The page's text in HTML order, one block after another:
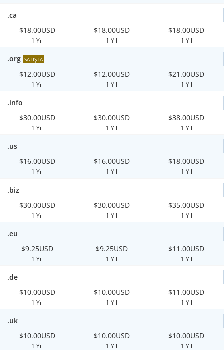
.ca
$18.00USD
1 Yıl
$18.00USD
1 Yıl
$18.00USD
1 Yıl
.org SATIŞTA
$12.00USD
1 Yıl
$12.00USD
1 Yıl
$21.00USD
1 Yıl
.info
$30.00USD
1 Yıl
$30.00USD
1 Yıl
$38.00USD
1 Yıl
.us
$16.00USD
1 Yıl
$16.00USD
1 Yıl
$18.00USD
1 Yıl
.biz
$30.00USD
1 Yıl
$30.00USD
1 Yıl
$35.00USD
1 Yıl
.eu
$9.25USD
1 Yıl
$9.25USD
1 Yıl
$11.00USD
1 Yıl
.de
$10.00USD
1 Yıl
$10.00USD
1 Yıl
$11.00USD
1 Yıl
.uk
$10.00USD
1 Yıl
$10.00USD
1 Yıl
$10.00USD
1 Yıl